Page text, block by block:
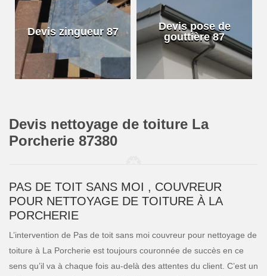
Devis zingueur 87
Devis pose de
gouttière 87
Devis nettoyage de toiture La
Porcherie 87380
PAS DE TOIT SANS MOI , COUVREUR
POUR NETTOYAGE DE TOITURE À LA
PORCHERIE
L’intervention de Pas de toit sans moi couvreur pour nettoyage de
toiture à La Porcherie est toujours couronnée de succès en ce
sens qu’il va à chaque fois au-delà des attentes du client. C’est un